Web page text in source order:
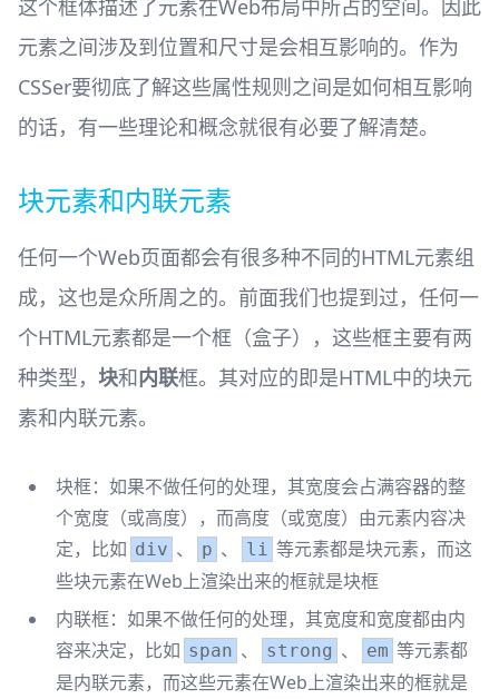
这个框体描述了元素在Web布局中所占的空间。因此
元素之间涉及到位置和尺寸是会相互影响的。作为
CSSer要彻底了解这些属性规则之间是如何相互影响
的话，有一些理论和概念就很有必要了解清楚。
块元素和内联元素
任何一个Web页面都会有很多种不同的HTML元素组
成，这也是众所周之的。前面我们也提到过，任何一
个HTML元素都是一个框（盒子），这些框主要有两
种类型， 块和内联框。其对应的即是HTML中的块元
素和内联元素。
块框：如果不做任何的处理，其宽度会占满容器的整
个宽度（或高度），而高度（或宽度）由元素内容决
定，比如 div 、 p 、 li 等元素都是块元素，而这
些块元素在Web上渲染出来的框就是块框
内联框：如果不做任何的处理，其宽度和宽度都由内
容来决定，比如 span 、 strong 、 em 等元素都
是内联元素，而这些元素在Web上渲染出来的框就是